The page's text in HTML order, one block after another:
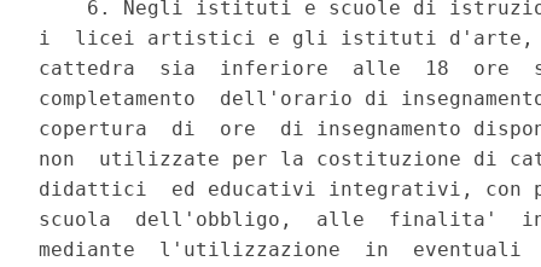
6. Negli istituti e scuole di
i  licei artistici e gli istituti d'arte,
cattedra  sia  inferiore  alle  18  ore
completamento  dell'orario di
copertura  di  ore  di insegnamento
non  utilizzate per la costituzione di
didattici  ed educativi integrativi, con
scuola  dell'obbligo,  alle  finalita'
mediante  l'utilizzazione  in  eventuali